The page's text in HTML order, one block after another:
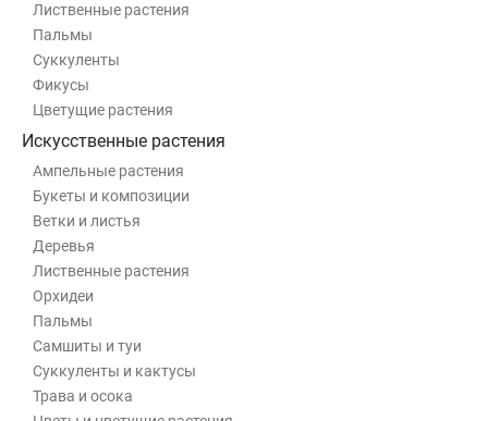
Лиственные растения
Пальмы
Суккуленты
Фикусы
Цветущие растения
Искусственные растения
Ампельные растения
Букеты и композиции
Ветки и листья
Деревья
Лиственные растения
Орхидеи
Пальмы
Самшиты и туи
Суккуленты и кактусы
Трава и осока